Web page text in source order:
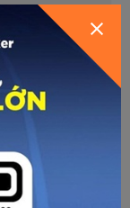
Zocker Swift
Xám